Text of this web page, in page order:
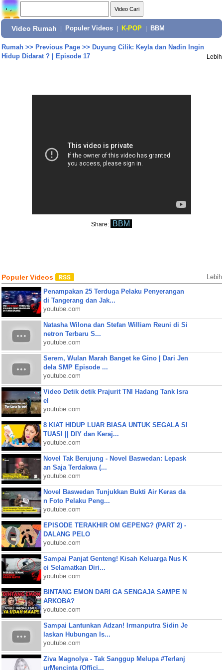
Video Rumah Populer Videos K-POP BBM
Rumah>> Previous Page>> Duyung Cilik: Keyla dan Nadin Ingin
Hidup Didarat ? | Episode 17
Lebih
Share: BBM
Populer Videos Lebih
Penampakan 25 Terduga Pelaku Penyerangan
di Tangerang dan Jak...
youtube.com
Natasha Wilona dan Stefan William Reuni di Si
netron Terbaru S...
youtube.com
Serem, Wulan Marah Banget ke Gino | Dari Jen
dela SMP Episode ...
youtube.com
Video Detik detik Prajurit TNI Hadang Tank Isra
el
youtube.com
8 KIAT HIDUP LUAR BIASA UNTUK SEGALA SI
TUASI || DIY dan Keraj...
youtube.com
Novel Tak Berujung - Novel Baswedan: Lepask
an Saja Terdakwa (...
youtube.com
Novel Baswedan Tunjukkan Bukti Air Keras da
n Foto Pelaku Peng...
youtube.com
EPISODE TERAKHIR OM GEPENG? (PART 2) -
DALANG PELO
youtube.com
Sampai Panjat Genteng! Kisah Keluarga Nus K
ei Selamatkan Diri...
youtube.com
BINTANG EMON DARI GA SENGAJA SAMPE N
ARKOBA?
youtube.com
Sampai Lantunkan Adzan! Irmanputra Sidin Je
laskan Hubungan Is...
youtube.com
Ziva Magnolya - Tak Sanggup Melupa #Terlanj
urMencinta (Offici...